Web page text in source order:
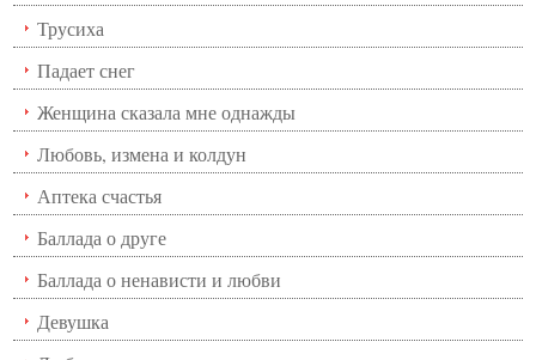
Трусиха
Падает снег
Женщина сказала мне однажды
Любовь, измена и колдун
Аптека счастья
Баллада о друге
Баллада о ненависти и любви
Девушка